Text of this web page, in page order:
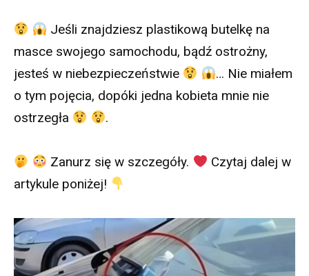
Jeśli znajdziesz plastikową butelkę na
masce swojego samochodu, bądź ostrożny,
jesteś w niebezpieczeństwie
… Nie miałem
o tym pojęcia, dopóki jedna kobieta mnie nie
ostrzegła
.
Zanurz się w szczegóły.
Czytaj dalej w
artykule poniżej!